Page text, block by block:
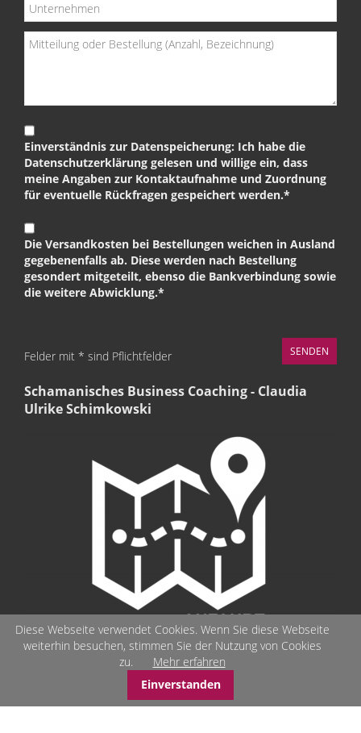
Einverständnis zur Datenspeicherung: Ich habe die
Datenschutzerklärung gelesen und willige ein, dass
meine Angaben zur Kontaktaufnahme und Zuordnung
für eventuelle Rückfragen gespeichert werden.*
Die Versandkosten bei Bestellungen weichen in Ausland
gegebenenfalls ab. Diese werden nach Bestellung
gesondert mitgeteilt, ebenso die Bankverbindung sowie
die weitere Abwicklung.*
Felder mit * sind Pflichtfelder
Schamanisches Business Coaching - Claudia
Ulrike Schimkowski
© Schamanisches-Business-Coaching - Seelenbilder - Stärken-
Diese Webseite verwendet Cookies. Wenn Sie diese Webseite
weiterhin besuchen, stimmen Sie der Nutzung von Cookies
zu.
Mehr erfahren
Einverstanden